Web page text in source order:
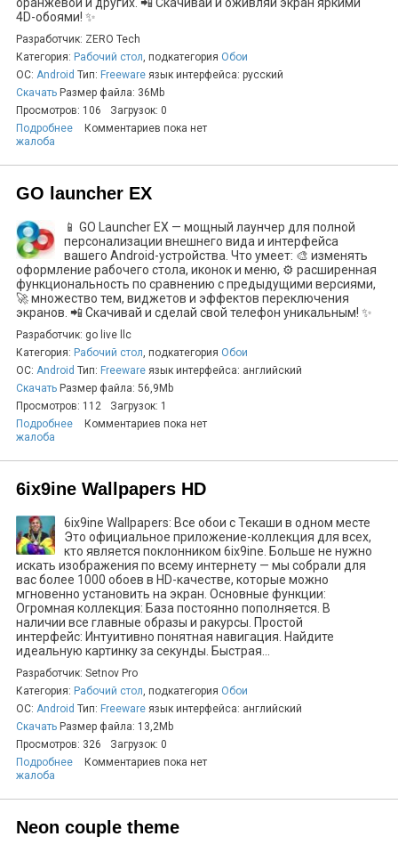
4D-обоями! ✨
Разработчик: ZERO Tech
Категория: Рабочий стол, подкатегория Обои
ОС: Android Тип: Freeware язык интерфейса: русский
Скачать Размер файла: 36Mb
Просмотров: 106
Загрузок: 0
Подробнее
Комментариев пока нет
жалоба
GO launcher EX
📱 GO Launcher EX — мощный лаунчер для полной
персонализации внешнего вида и интерфейса
вашего Android-устройства. Что умеет: 🎨 изменять
оформление рабочего стола, иконок и меню, ⚙️ расширенная
функциональность по сравнению с предыдущими версиями,
🚀 множество тем, виджетов и эффектов переключения
экранов. 📲 Скачивай и сделай свой телефон уникальным! ✨
Разработчик: go live llc
Категория: Рабочий стол, подкатегория Обои
ОС: Android Тип: Freeware язык интерфейса: английский
Скачать Размер файла: 56,9Mb
Просмотров: 112
Загрузок: 1
Подробнее
Комментариев пока нет
жалоба
6ix9ine Wallpapers HD
6ix9ine Wallpapers: Все обои с Текаши в одном месте
Это официальное приложение-коллекция для всех,
кто является поклонником 6ix9ine. Больше не нужно
искать изображения по всему интернету — мы собрали для
вас более 1000 обоев в HD-качестве, которые можно
мгновенно установить на экран. Основные функции:
Огромная коллекция: База постоянно пополняется. В
наличии все главные образы и ракурсы. Простой
интерфейс: Интуитивно понятная навигация. Найдите
идеальную картинку за секунды. Быстрая...
Разработчик: Setnov Pro
Категория: Рабочий стол, подкатегория Обои
ОС: Android Тип: Freeware язык интерфейса: английский
Скачать Размер файла: 13,2Mb
Просмотров: 326
Загрузок: 0
Подробнее
Комментариев пока нет
жалоба
Neon couple theme